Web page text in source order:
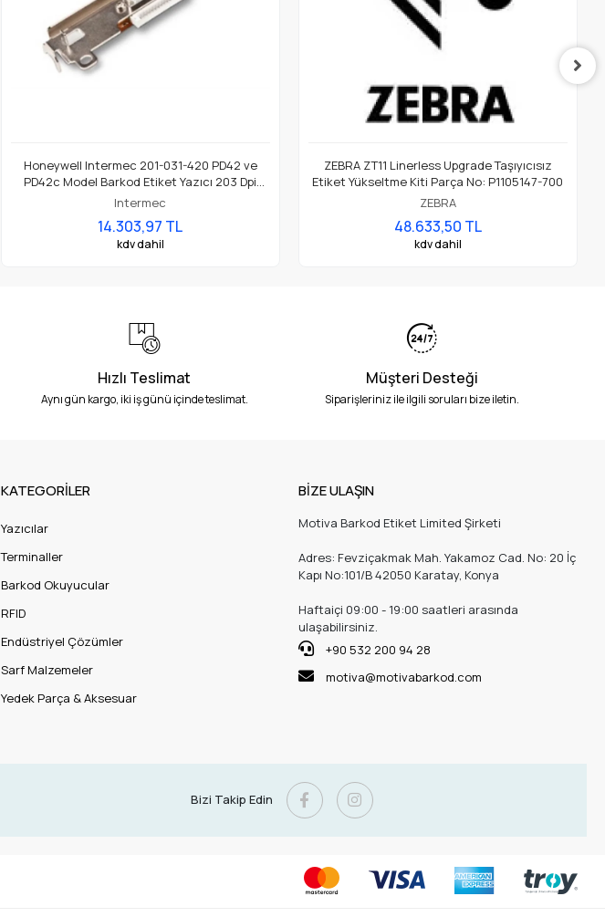
Honeywell Intermec 201-031-420 PD42 ve
PD42c Model Barkod Etiket Yazıcı 203 Dpi
Termal Baskı Kafası
Intermec
14.303,97 TL
kdv dahil
ZEBRA ZT11 Linerless Upgrade Taşıyıcısız
Etiket Yükseltme Kiti Parça No: P1105147-700
ZEBRA
48.633,50 TL
kdv dahil
Hızlı Teslimat
Aynı gün kargo, iki iş günü içinde teslimat.
Müşteri Desteği
Siparişleriniz ile ilgili soruları bize iletin.
KATEGORİLER
Yazıcılar
Terminaller
Barkod Okuyucular
RFID
Endüstriyel Çözümler
Sarf Malzemeler
Yedek Parça & Aksesuar
BİZE ULAŞIN
Motiva Barkod Etiket Limited Şirketi
Adres: Fevziçakmak Mah. Yakamoz Cad. No: 20 İç
Kapı No:101/B 42050 Karatay, Konya
Haftaiçi 09:00 - 19:00 saatleri arasında
ulaşabilirsiniz.
+90 532 200 94 28
motiva@motivabarkod.com
Bizi Takip Edin